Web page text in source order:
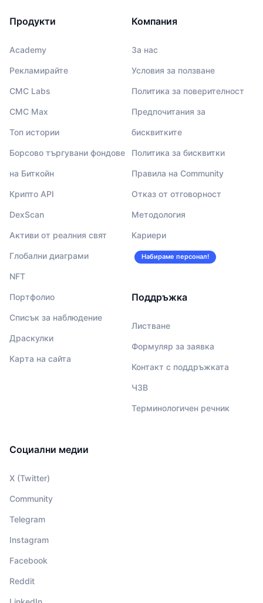
Продукти
Academy
Рекламирайте
CMC Labs
CMC Max
Топ истории
Борсово търгувани фондове
на Биткойн
Крипто API
DexScan
Активи от реалния свят
Глобални диаграми
NFT
Портфолио
Списък за наблюдение
Драскулки
Карта на сайта
Компания
За нас
Условия за ползване
Политика за поверителност
Предпочитания за
бисквитките
Политика за бисквитки
Правила на Community
Отказ от отговорност
Методология
Кариери
Набираме персонал!
Поддръжка
Листване
Формуляр за заявка
Контакт с поддръжката
ЧЗВ
Терминологичен речник
Социални медии
X (Twitter)
Community
Telegram
Instagram
Facebook
Reddit